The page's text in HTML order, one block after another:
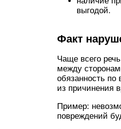
выгодой.
Факт
Чаще всего
между
обязанность
из причинения
Пример:
повреждений